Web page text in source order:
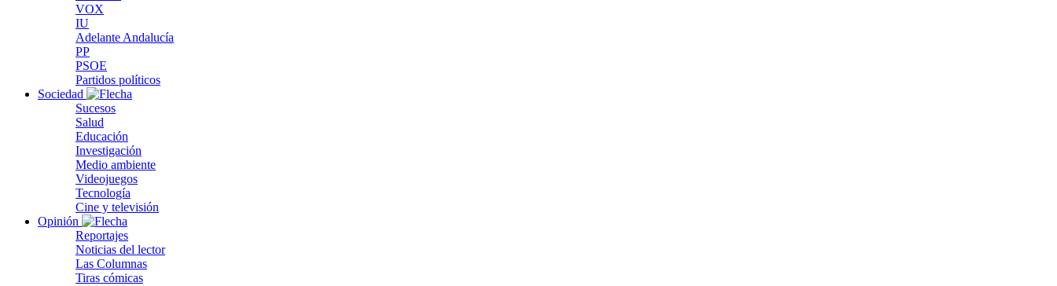
VOX
IU
Adelante Andalucía
PP
PSOE
Partidos políticos
Sociedad
Sucesos
Salud
Educación
Investigación
Medio ambiente
Videojuegos
Tecnología
Cine y televisión
Opinión
Reportajes
Noticias del lector
Las Columnas
Tiras cómicas